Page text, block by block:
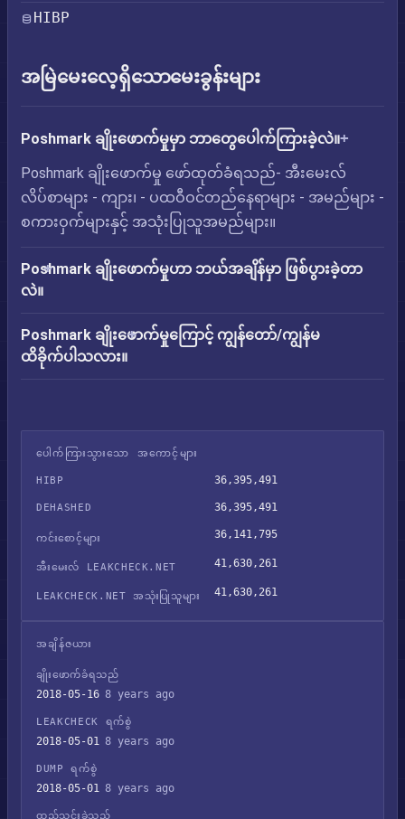
HIBP
အမြဲမေးလေ့ရှိသောမေးခွန်းများ
Poshmark ချိုးဖောက်မှုမှာ ဘာတွေပေါက်ကြားခဲ့လဲ။
Poshmark ချိုးဖောက်မှု ဖော်ထုတ်ခံရသည်- အီးမေးလ်
လိပ်စာများ - ကျား၊ - ပထဝီဝင်တည်နေရာများ - အမည်များ -
စကားဝှက်များနှင့် အသုံးပြုသူအမည်များ။
Poshmark ချိုးဖောက်မှုဟာ ဘယ်အချိန်မှာ ဖြစ်ပွားခဲ့တာ
လဲ။
Poshmark ချိုးဖောက်မှုကြောင့် ကျွန်တော်/ကျွန်မ
ထိခိုက်ပါသလား။
ပေါက်ကြားသွားသော အကောင့်များ
HIBP 36,395,491
DEHASHED 36,395,491
ကင်းစောင့်များ 36,141,795
အီးမေးလ် LEAKCHECK.NET 41,630,261
LEAKCHECK.NET အသုံးပြုသူများ 41,630,261
အချိန်ဇယား
ချိုးဖောက်ခံရသည်
2018-05-16 8 years ago
LEAKCHECK ရက်စွဲ
2018-05-01 8 years ago
DUMP ရက်စွဲ
2018-05-01 8 years ago
ထည့်သွင်းခဲ့သည်